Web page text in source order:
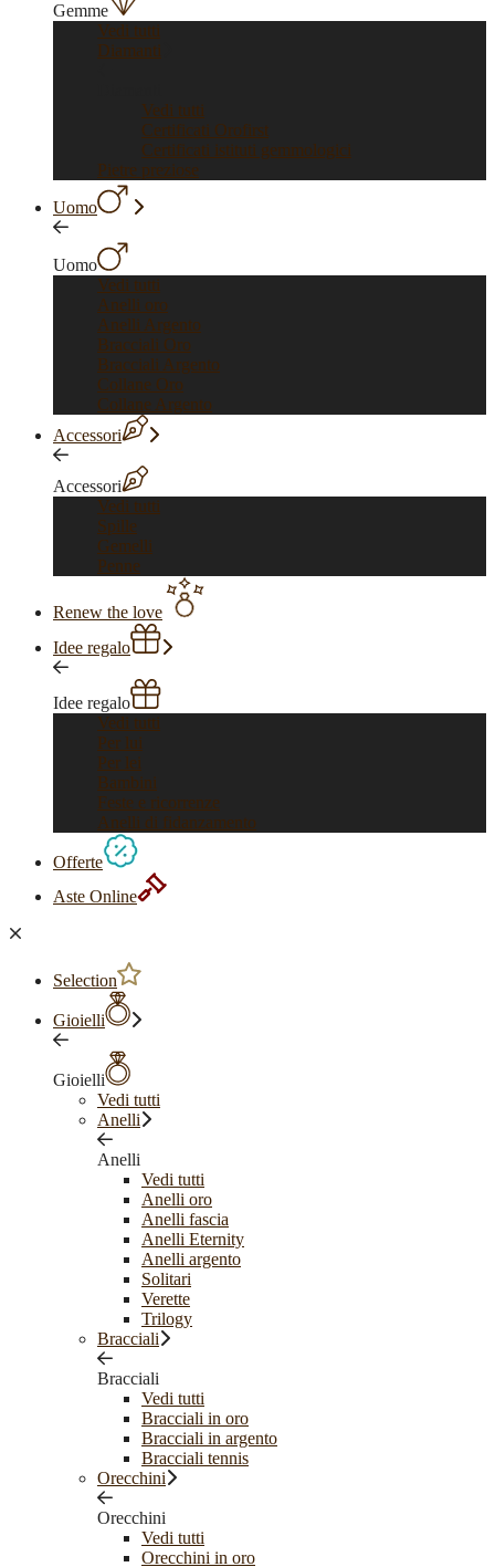
Gemme
Vedi tutti
Diamanti
Vedi tutti
Certificati Orofirst
Certificati istituti gemmologici
Pietre preziose
Uomo
Uomo
Vedi tutti
Anelli oro
Anelli Argento
Bracciali Oro
Bracciali Argento
Collane Oro
Collane Argento
Accessori
Accessori
Vedi tutti
Spille
Gemelli
Penne
Renew the love
Idee regalo
Idee regalo
Vedi tutti
Per lui
Per lei
Bambini
Feste e ricorrenze
Anelli di fidanzamento
Offerte
Aste Online
Selection
Gioielli
Gioielli
Vedi tutti
Anelli
Anelli
Vedi tutti
Anelli oro
Anelli fascia
Anelli Eternity
Anelli argento
Solitari
Verette
Trilogy
Bracciali
Bracciali
Vedi tutti
Bracciali in oro
Bracciali in argento
Bracciali tennis
Orecchini
Orecchini
Vedi tutti
Orecchini in oro